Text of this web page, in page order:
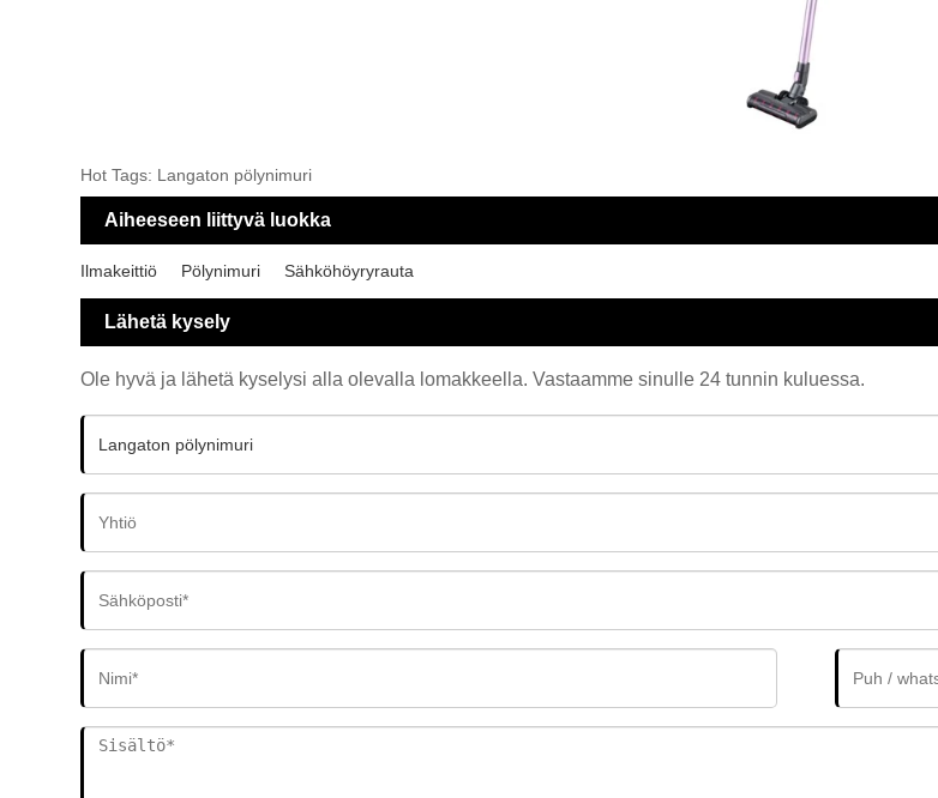
Hot Tags: Langaton pölynimuri
Aiheeseen liittyvä luokka
Ilmakeittiö Pölynimuri Sähköhöyryrauta
Lähetä kysely
Ole hyvä ja lähetä kyselysi alla olevalla lomakkeella. Vastaamme sinulle 24 tunnin kuluessa.